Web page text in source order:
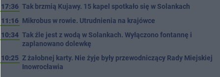
17:36 Tak brzmią Kujawy. 15 kapel spotkało się w Solankach
11:16 Mikrobus w rowie. Utrudnienia na krajówce
10:34 Tak źle jest z wodą w Solankach. Wyłączono fontannę i
zaplanowano dolewkę
10:25 Z żałobnej karty. Nie żyje były przewodniczący Rady Miejskiej
Inowrocławia